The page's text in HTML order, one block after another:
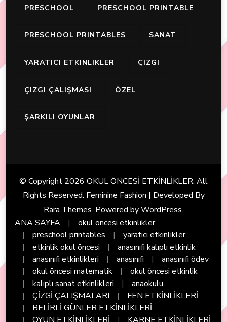
PRESCHOOL PRESCHOOL PRINTABLE
PRESCHOOL PRINTABLES SANAT
YARATICI ETKINLIKLER ÇIZGI
ÇIZGI ÇALIŞMASI ÖZEL
ŞARKILI OYUNLAR
© Copyright 2026 OKUL ÖNCESİ ETKİNLİKLER. All
Rights Reserved. Feminine Fashion | Developed By
Rara Themes. Powered byWordPress.
ANA SAYFA
okul öncesi etkinlikler
preschool printables
yaratıcı etkinlikler
etkinlik okul öncesi
anasınıfı kalıplı etkinlik
anasınıfı etkinlikleri
anasınıfı
anasınıfı ödev
okul öncesi matematik
okul öncesi etkinlik
kalıplı sanat etkinlikleri
anaokulu
ÇİZGİ ÇALIŞMALARI
FEN ETKİNLİKLERİ
BELİRLİ GÜNLER ETKİNLİKLERİ